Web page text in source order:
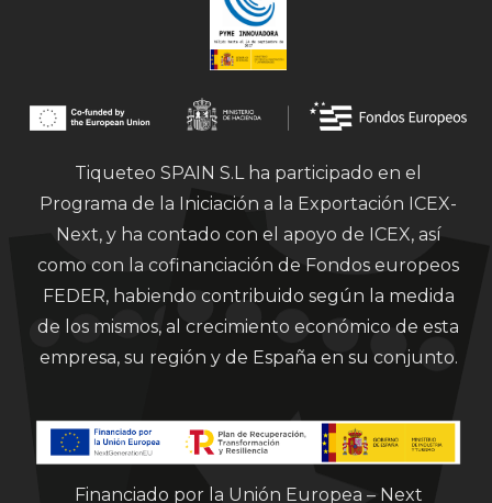
Tiqueteo SPAIN S.L ha participado en el
Programa de la Iniciación a la Exportación ICEX-
Next, y ha contado con el apoyo de ICEX, así
como con la cofinanciación de Fondos europeos
FEDER, habiendo contribuido según la medida
de los mismos, al crecimiento económico de esta
empresa, su región y de España en su conjunto.
Financiado por la Unión Europea – Next